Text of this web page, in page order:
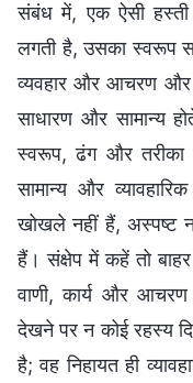
संबंध में, एक ऐसी हस्ती
लगती है, उसका स्वरूप
व्यवहार और आचरण और
साधारण और सामान्य
स्वरूप, ढंग और तरीका
सामान्य और
खोखले नहीं हैं, अस्पष्ट
हैं। संक्षेप में कहें तो
वाणी, कार्य और
देखने पर न कोई रहस्य
है; वह निहायत ही